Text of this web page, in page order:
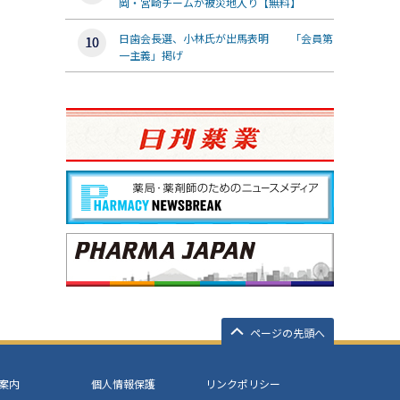
日歯会長選、小林氏が出馬表明 「会員第
一主義」掲げ
ページの先頭へ
内 個人情報保護
リンクポリシー